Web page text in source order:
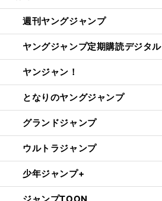
週刊ヤングジャンプ
ヤングジャンプ定期購読デジタル
ヤンジャン！
となりのヤングジャンプ
グランドジャンプ
ウルトラジャンプ
少年ジャンプ+